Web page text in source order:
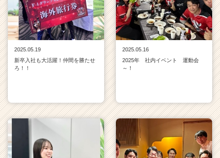
2025.05.19
新卒入社も大活躍！仲間を勝たせ
ろ！！
2025.05.16
2025年 社内イベント 運動会
～！